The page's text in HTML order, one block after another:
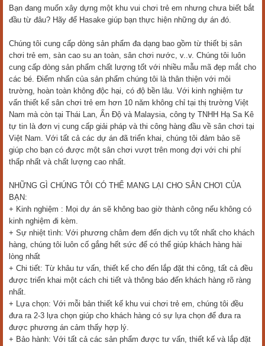
Bạn đang muốn xây dựng một khu vui chơi trẻ em nhưng chưa biết bắt
đầu từ đâu? Hãy để Hasake giúp bạn thực hiện những dự án đó.
Chúng tôi cung cấp dòng sản phẩm đa dạng bao gồm từ thiết bị sân
chơi trẻ em, sàn cao su an toàn, sân chơi nước, v..v. Chúng tôi luôn
cung cấp dòng sản phẩm chất lượng tốt với nhiều mẫu mã đẹp mắt cho
các bé. Điểm nhấn của sản phẩm chúng tôi là thân thiện với môi
trường, hoàn toàn không độc hại, có độ bền lâu. Với kinh nghiệm tư
vấn thiết kế sân chơi trẻ em hơn 10 năm không chỉ tại thị trường Việt
Nam mà còn tại Thái Lan, Ấn Độ và Malaysia, công ty TNHH Hạ Sa Kê
tự tin là đơn vị cung cấp giải pháp và thi công hàng đầu về sân chơi tại
Việt Nam. Với tất cả các dự án đã triển khai, chúng tôi đảm bảo sẽ
giúp cho bạn có được một sân chơi vượt trên mong đợi với chi phí
thấp nhất và chất lượng cao nhất.
NHỮNG GÌ CHÚNG TÔI CÓ THỂ MANG LẠI CHO SÂN CHƠI CỦA
BẠN:
+ Kinh nghiệm : Mọi dự án sẽ không bao giờ thành công nếu không có
kinh nghiệm đi kèm.
+ Sự nhiệt tình: Với phương châm đem đến dịch vụ tốt nhất cho khách
hàng, chúng tôi luôn cố gắng hết sức để có thể giúp khách hàng hài
lòng nhất
+ Chi tiết: Từ khâu tư vấn, thiết kế cho đến lắp đặt thi công, tất cả đều
được triển khai một cách chi tiết và thông báo đến khách hàng rõ ràng
nhất.
+ Lựa chọn: Với mỗi bản thiết kế khu vui chơi trẻ em, chúng tôi đều
đưa ra 2-3 lựa chọn giúp cho khách hàng có sự lựa chọn để đưa ra
được phương án cảm thấy hợp lý.
+ Bảo hành: Với tất cả các sản phẩm được tư vấn, thiết kế và lắp đặt